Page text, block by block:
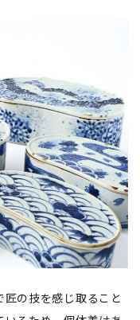
の技を感じ取ること